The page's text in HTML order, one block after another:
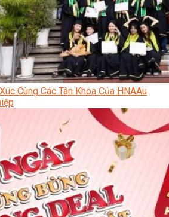
Cùng Các Tân Khoa Của HNAAu